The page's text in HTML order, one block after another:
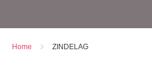
Home - ZINDELAG